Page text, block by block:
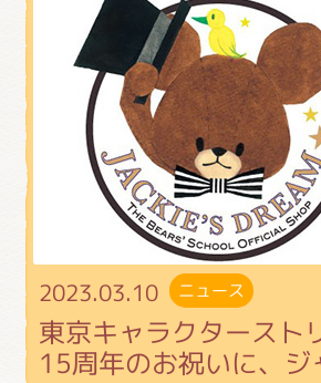
2023.03.10 ニュース
東京キャラクタースト
15周年のお祝いに、ジ